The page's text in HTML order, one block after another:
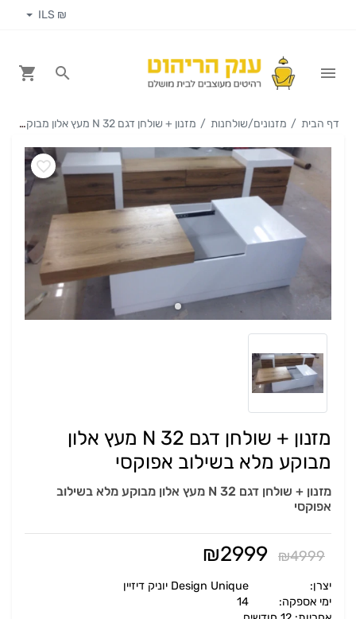
₪ ILS
דף הבית מזנונים/שולחנות מזנון + שולחן דגם N 32 מעץ אלון מבוקע מלא בשילוב אפוקסי
מזנון + שולחן דגם N 32 מעץ אלון
מבוקע מלא בשילוב אפוקסי
מזנון + שולחן דגם N 32 מעץ אלון מבוקע מלא בשילוב
אפוקסי
₪4999
₪2999
יצרן:
ימי אספקה: